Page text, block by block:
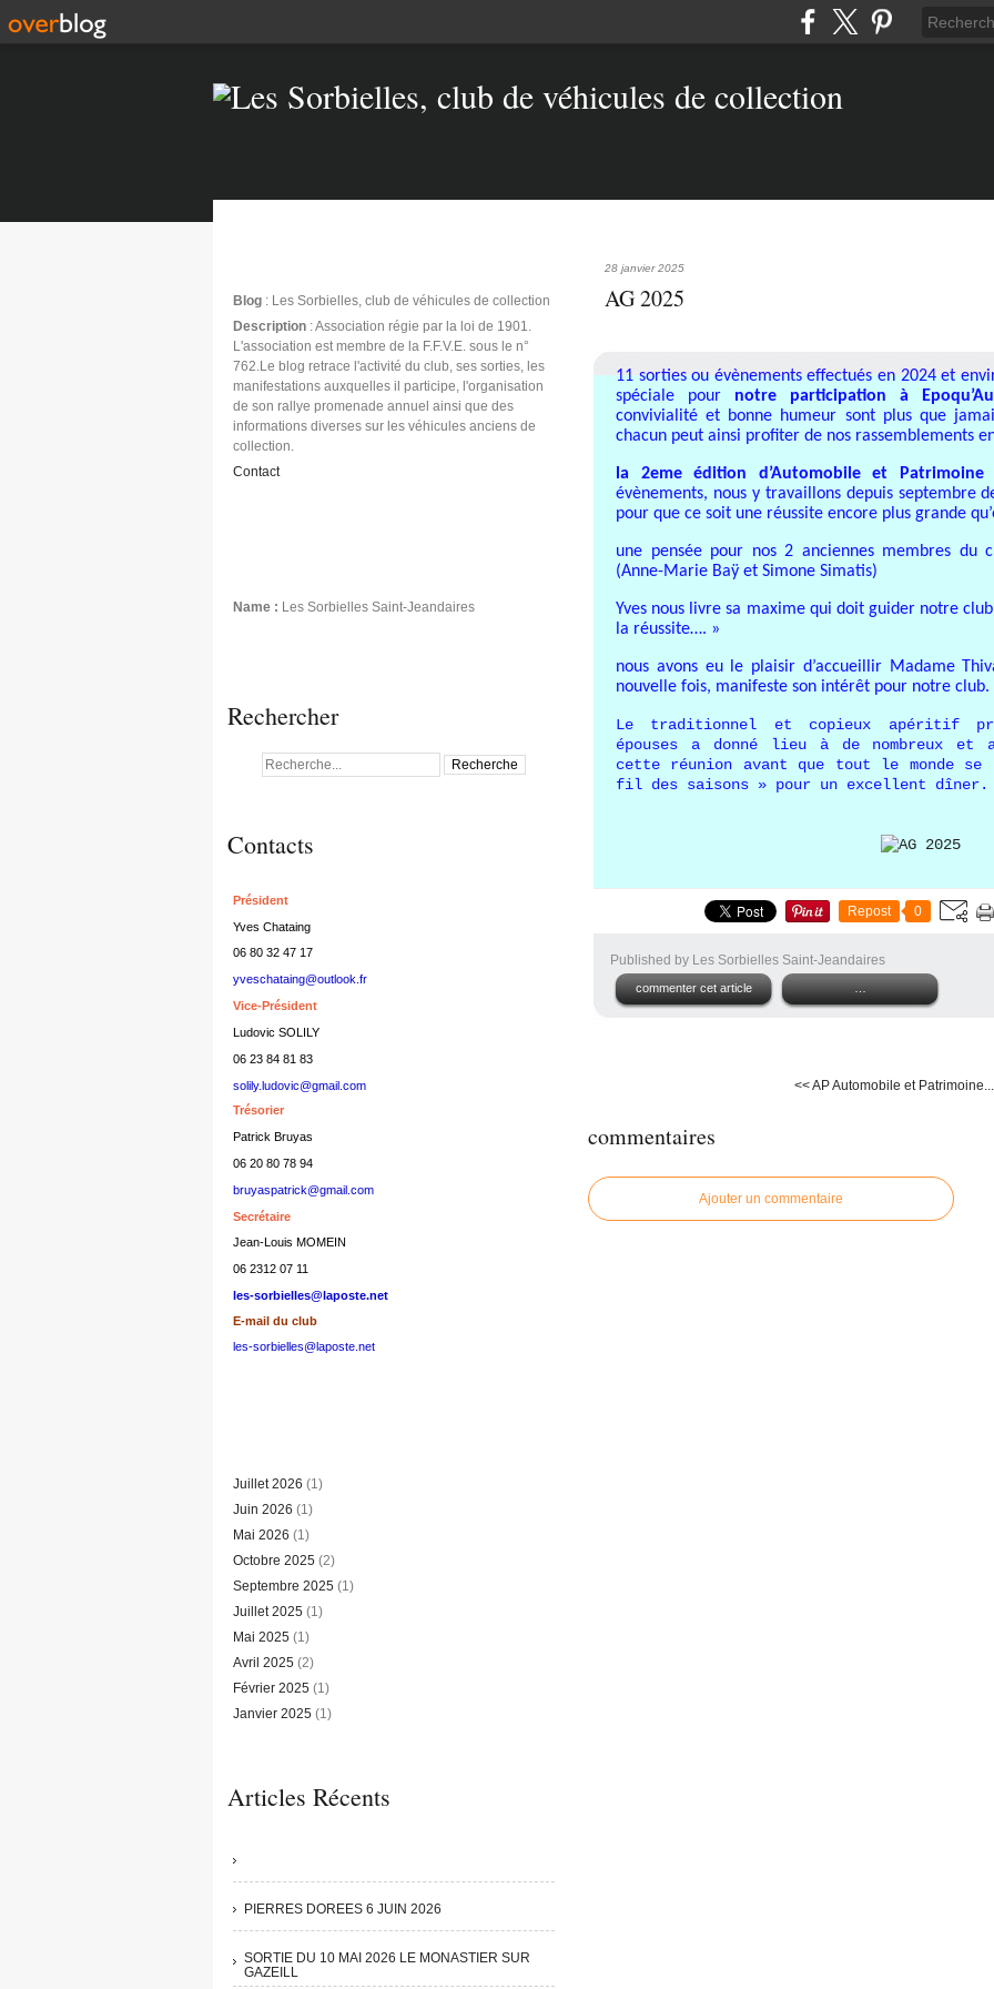
Blog : Les Sorbielles, club de véhicules de collection
Description : Association régie par la loi de 1901.
L'association est membre de la F.F.V.E. sous le n°
762.Le blog retrace l'activité du club, ses sorties, les
manifestations auxquelles il participe, l'organisation
de son rallye promenade annuel ainsi que des
informations diverses sur les véhicules anciens de
collection.
Contact
Name : Les Sorbielles Saint-Jeandaires
Rechercher
Contacts
Président
Yves Chataing
06 80 32 47 17
yveschataing@outlook.fr
Vice-Président
Ludovic SOLILY
06 23 84 81 83
solily.ludovic@gmail.com
Trésorier
Patrick Bruyas
06 20 80 78 94
bruyaspatrick@gmail.com
Secrétaire
Jean-Louis MOMEIN
06 2312 07 11
les-sorbielles@laposte.net
E-mail du club
les-sorbielles@laposte.net
Juillet 2026 (1)
Juin 2026 (1)
Mai 2026 (1)
Octobre 2025 (2)
Septembre 2025 (1)
Juillet 2025 (1)
Mai 2025 (1)
Avril 2025 (2)
Février 2025 (1)
Janvier 2025 (1)
Articles Récents
PIERRES DOREES 6 JUIN 2026
SORTIE DU 10 MAI 2026 LE MONASTIER SUR
GAZEILL
28 janvier 2025
AG 2025
11 sorties ou évènements effectués en 2024 et
spéciale pour notre participation à
convivialité et bonne humeur sont plus que
chacun peut ainsi profiter de nos rassemblements
la 2eme édition d’Automobile et Patrimoine
évènements, nous y travaillons depuis septembre
pour que ce soit une réussite encore plus grande
une pensée pour nos 2 anciennes membres du
(Anne-Marie Baÿ et Simone Simatis)
Yves nous livre sa maxime qui doit guider notre
la réussite…. »
nous avons eu le plaisir d’accueillir Madame
nouvelle fois, manifeste son intérêt pour notre club.
Le traditionnel et copieux apéritif
épouses a donné lieu à de nombreux et
cette réunion avant que tout le monde se
fil des saisons » pour un excellent dîner.
Repost 0
Published by Les Sorbielles Saint-Jeandaires
commenter cet article …
<< AP Automobile et Patrimoine...
commentaires
Ajouter un commentaire